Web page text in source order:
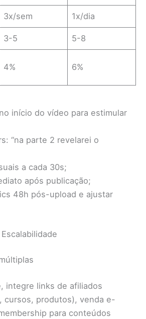
3x/sem 1x/dia
3-5 5-8
4% 6%
início do vídeo para estimular
“na parte 2 revelarei o
a cada 30s;
após publicação;
48h pós-upload e ajustar
integre links de afiliados
cursos, produtos), venda e-
para conteúdos